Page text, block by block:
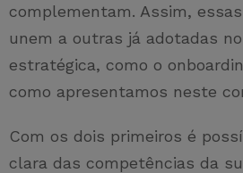
complementam. Assim,
unem a outras já adotadas
estratégica, como o
como apresentamos neste
Com os dois primeiros é
clara das competências da